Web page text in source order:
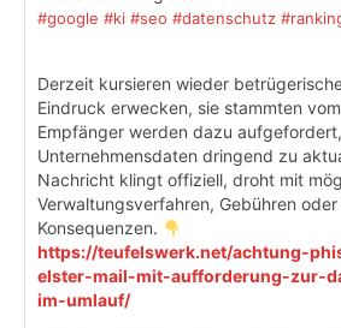
#google #ki #seo #datenschutz
Derzeit kursieren wieder
Eindruck erwecken, sie stammten
Empfänger werden dazu
Unternehmensdaten dringend zu
Nachricht klingt offiziell, droht mit
Verwaltungsverfahren, Gebühren
Konsequenzen.
https://teufelswerk.net/achtung-
elster-mail-mit-aufforderung-zur-
im-umlauf/